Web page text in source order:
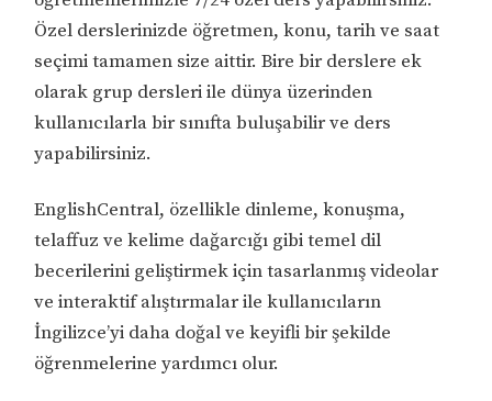
Özel derslerinizde öğretmen, konu, tarih ve saat
seçimi tamamen size aittir. Bire bir derslere ek
olarak grup dersleri ile dünya üzerinden
kullanıcılarla bir sınıfta buluşabilir ve ders
yapabilirsiniz.
EnglishCentral, özellikle dinleme, konuşma,
telaffuz ve kelime dağarcığı gibi temel dil
becerilerini geliştirmek için tasarlanmış videolar
ve interaktif alıştırmalar ile kullanıcıların
İngilizce’yi daha doğal ve keyifli bir şekilde
öğrenmelerine yardımcı olur.